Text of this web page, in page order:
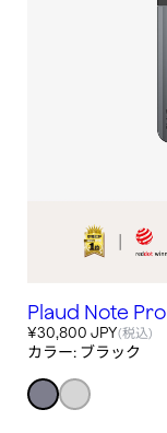
Plaud Note Pro
¥30,800 JPY(税込)
カラー: ブラック